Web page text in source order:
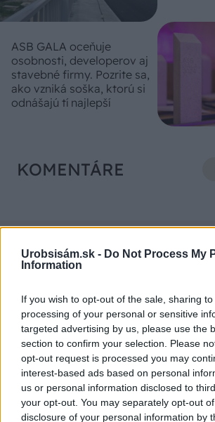
Urobsisám.sk - Do Not Process My
Information
If you wish to opt-out of the sale, sharing
processing of your personal or sensitive
targeted advertising by us, please use the
section to confirm your selection. Please
opt-out request is processed you may
interest-based ads based on personal
us or personal information disclosed to
your opt-out. You may separately opt-out
disclosure of your personal information by
ASB GALA oceňuje
osobnosti, developerov aj
stavebné firmy. Pozrite sa,
ako vzniká soška, ktorú si
odnášajú tí najlepší
KOMENTÁRE
VIDEO